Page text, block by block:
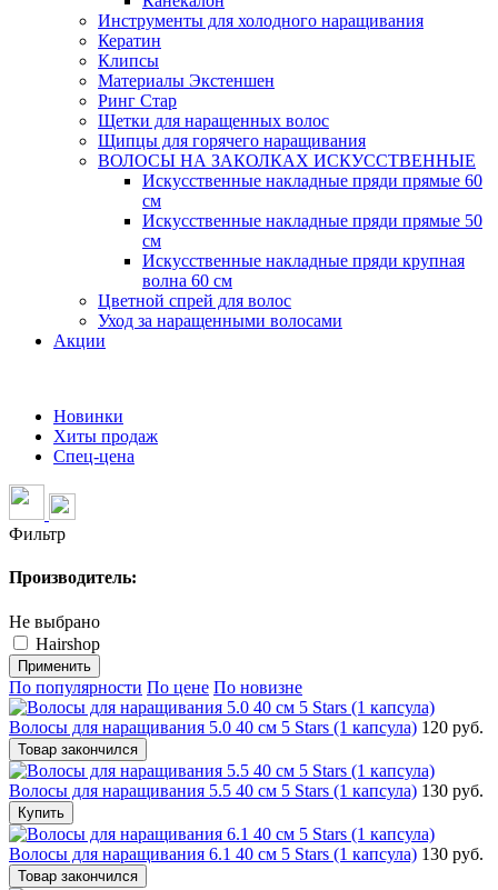
Инструменты для холодного наращивания
Кератин
Клипсы
Материалы Экстеншен
Ринг Стар
Щетки для наращенных волос
Щипцы для горячего наращивания
ВОЛОСЫ НА ЗАКОЛКАХ ИСКУССТВЕННЫЕ
Искусственные накладные пряди прямые 60
см
Искусственные накладные пряди прямые 50
см
Искусственные накладные пряди крупная
волна 60 см
Цветной спрей для волос
Уход за наращенными волосами
Акции
Новинки
Хиты продаж
Спец-цена
Фильтр
Производитель:
Не выбрано
Hairshop
Применить
По популярности По цене По новизне
Волосы для наращивания 5.0 40 см 5 Stars (1 капсула) 120 руб.
Товар закончился
Волосы для наращивания 5.5 40 см 5 Stars (1 капсула) 130 руб.
Купить
Волосы для наращивания 6.1 40 см 5 Stars (1 капсула) 130 руб.
Товар закончился